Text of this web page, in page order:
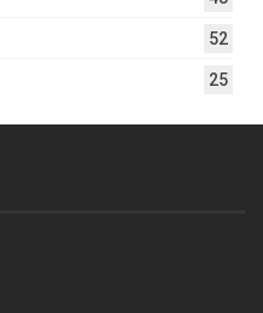
52
25